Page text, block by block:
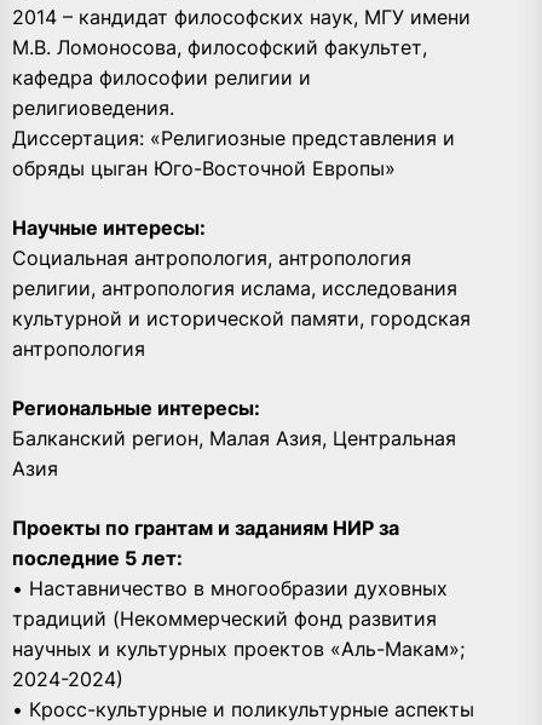
2014 – кандидат философских наук, МГУ имени
М.В. Ломоносова, философский факультет,
кафедра философии религии и
религиоведения.
Диссертация: «Религиозные представления и
обряды цыган Юго-Восточной Европы»
Научные интересы:
Социальная антропология, антропология
религии, антропология ислама, исследования
культурной и исторической памяти, городская
антропология
Региональные интересы:
Балканский регион, Малая Азия, Центральная
Азия
Проекты по грантам и заданиям НИР за
последние 5 лет:
• Наставничество в многообразии духовных
традиций (Некоммерческий фонд развития
научных и культурных проектов «Аль-Макам»;
2024-2024)
• Кросс-культурные и поликультурные аспекты